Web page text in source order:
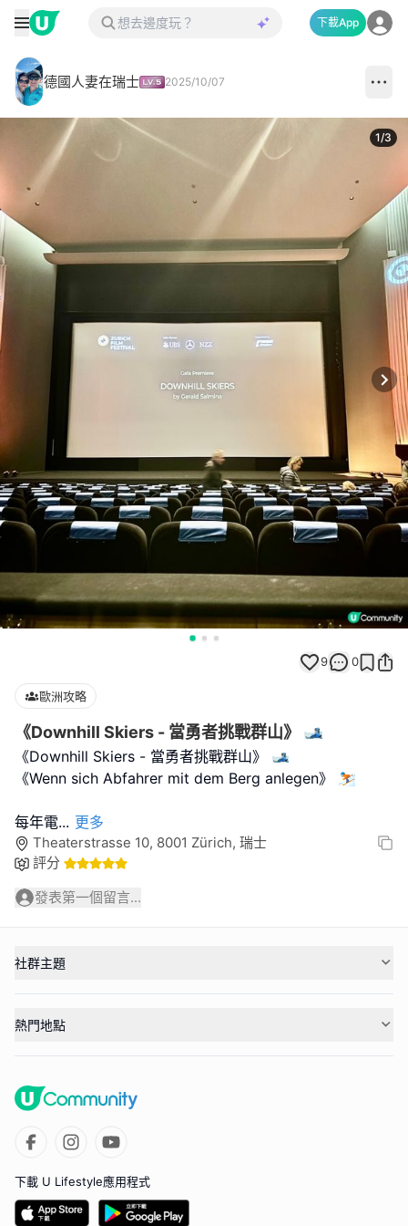
下載App
德國人妻在瑞士 2025/10/07
1/3
9 0
歐洲攻略
《Downhill Skiers - 當勇者挑戰群山》 🎿
《Downhill Skiers - 當勇者挑戰群山》 🎿
《Wenn sich Abfahrer mit dem Berg anlegen》 ⛷️
每年電... 更多
Theaterstrasse 10, 8001 Zürich, 瑞士
評分
發表第一個留言...
社群主題
熱門地點
下載 U Lifestyle應用程式